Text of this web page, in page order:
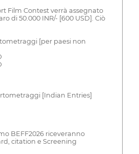
Film Contest verrà assegnato
di 50.000 INR/- [600 USD]. Ciò
[per paesi non
[Indian Entries]
BEFF2026 riceveranno
citation e Screening